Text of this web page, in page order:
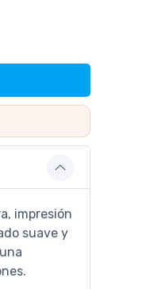
impresión
suave y